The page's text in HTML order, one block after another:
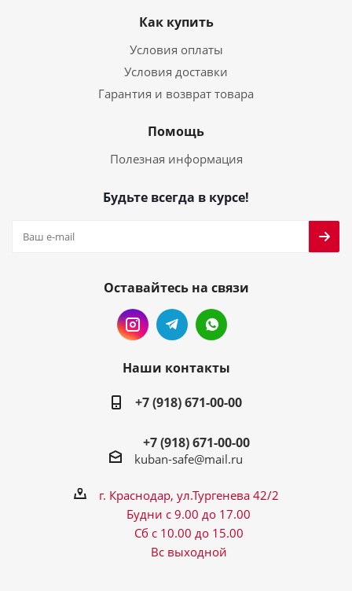
Как купить
Условия оплаты
Условия доставки
Гарантия и возврат товара
Помощь
Полезная информация
Будьте всегда в курсе!
Оставайтесь на связи
Наши контакты
+7 (918) 671-00-00
+7 (918) 671-00-00
kuban-safe@mail.ru
г. Краснодар, ул.Тургенева 42/2
Будни с 9.00 до 17.00
Сб с 10.00 до 15.00
Вс выходной